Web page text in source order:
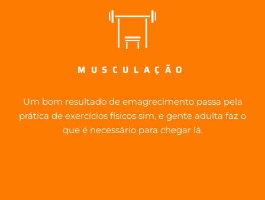
MUSCULAÇÃO
Um bom resultado de emagrecimento passa pela
prática de exercícios físicos sim, e gente adulta faz o
que é necessário para chegar lá.